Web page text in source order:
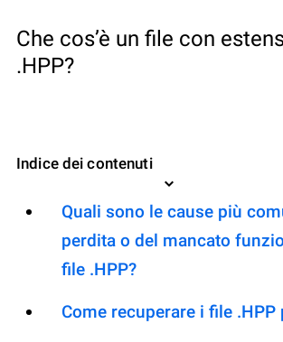
Che cos’è un file con
.HPP?
Indice dei contenuti
Quali sono le cause più
perdita o del mancato
file .HPP?
Come recuperare i file .HPP